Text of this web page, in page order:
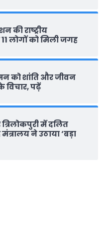
की राष्‍ट्रीय
11 लोगों को मिली जगह
को शांति और जीवन
विचार, पढ़ें
में दलित
ने उठाया ‘बड़ा